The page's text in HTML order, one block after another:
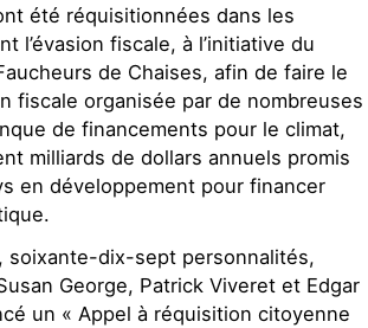
été réquisitionnées dans les
l’évasion fiscale, à l’initiative du
de Chaises, afin de faire le
fiscale organisée par de nombreuses
de financements pour le climat,
milliards de dollars annuels promis
en développement pour financer
soixante-dix-sept personnalités,
George, Patrick Viveret et Edgar
un « Appel à réquisition citoyenne